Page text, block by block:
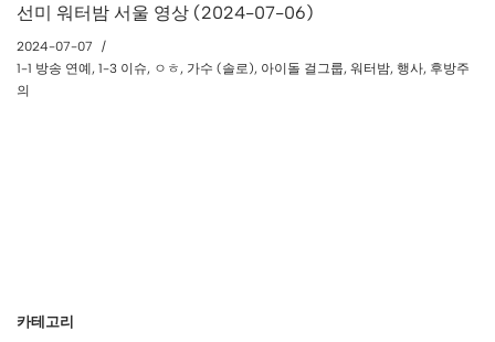
선미 워터밤 서울 영상 (2024-07-06)
2024-07-07
1-1 방송 연예, 1-3 이슈, ㅇㅎ , 가수 (솔로), 아이돌 걸그룹, 워터밤, 행사, 후방주
의
카테고리